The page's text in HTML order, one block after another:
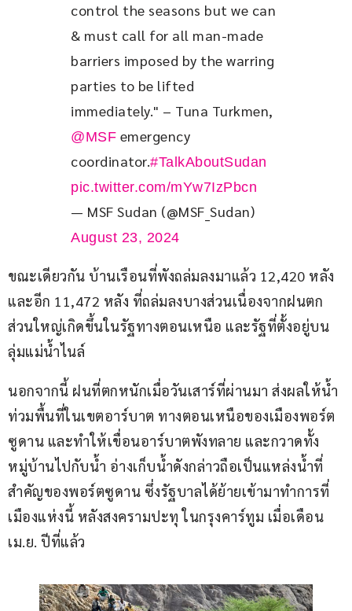
control the seasons but we can
& must call for all man-made
barriers imposed by the warring
parties to be lifted
immediately." – Tuna Turkmen,
@MSF emergency
coordinator.#TalkAboutSudan
pic.twitter.com/mYw7IzPbcn
— MSF Sudan (@MSF_Sudan)
August 23, 2024
ขณะเดียวกัน บ้านเรือนที่พังถล่มลงมาแล้ว 12,420 หลัง
และอีก 11,472 หลัง ที่ถล่มลงบางส่วนเนื่องจากฝนตก
ส่วนใหญ่เกิดขึ้นในรัฐทางตอนเหนือ และรัฐที่ตั้งอยู่บน
ลุ่มแม่น้ำไนล์
นอกจากนี้ ฝนที่ตกหนักเมื่อวันเสาร์ที่ผ่านมา ส่งผลให้น้ำ
ท่วมพื้นที่ในเขตอาร์บาต ทางตอนเหนือของเมืองพอร์ต
ซูดาน และทำให้เขื่อนอาร์บาตพังทลาย และกวาดทั้ง
หมู่บ้านไปกับน้ำ อ่างเก็บน้ำดังกล่าวถือเป็นแหล่งน้ำที่
สำคัญของพอร์ตซูดาน ซึ่งรัฐบาลได้ย้ายเข้ามาทำการที่
เมืองแห่งนี้ หลังสงครามปะทุ ในกรุงคาร์ทูม เมื่อเดือน
เม.ย. ปีที่แล้ว